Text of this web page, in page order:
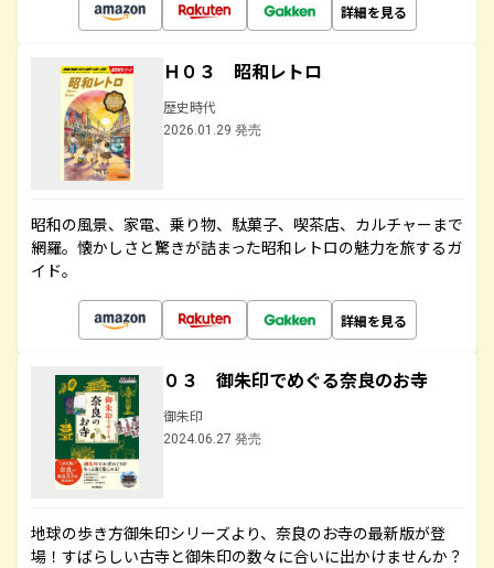
詳細を見る
Ｈ０３ 昭和レトロ
歴史時代
2026.01.29 発売
昭和の風景、家電、乗り物、駄菓子、喫茶店、カルチャーまで
網羅。懐かしさと驚きが詰まった昭和レトロの魅力を旅するガ
イド。
詳細を見る
０３ 御朱印でめぐる奈良のお寺
御朱印
2024.06.27 発売
地球の歩き方御朱印シリーズより、奈良のお寺の最新版が登
場！すばらしい古寺と御朱印の数々に合いに出かけませんか？